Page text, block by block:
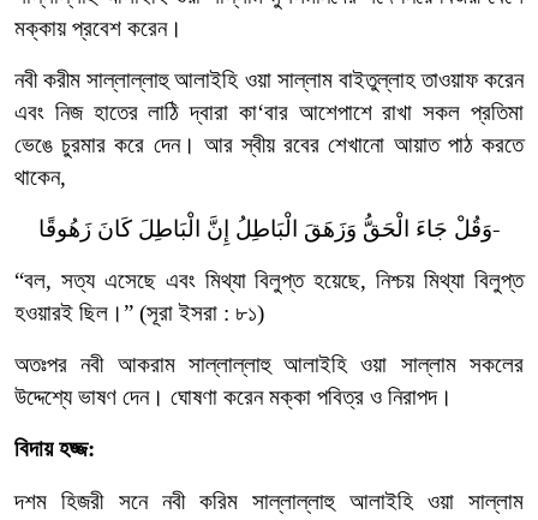
মক্কায় প্রবেশ করেন।
নবী করীম সাল্লাল্লাহু আলাইহি ওয়া সাল্লাম বাইতুল্লাহ তাওয়াফ করেন
এবং নিজ হাতের লাঠি দ্বারা কা‘বার আশেপাশে রাখা সকল প্রতিমা
ভেঙে চুরমার করে দেন। আর স্বীয় রবের শেখানো আয়াত পাঠ করতে
থাকেন,
وَقُلْ جَاءَ الْحَقُّ وَزَهَقَ الْبَاطِلُ إِنَّ الْبَاطِلَ كَانَ زَهُوقًا-
“বল, সত্য এসেছে এবং মিথ্যা বিলুপ্ত হয়েছে,নিশ্চয় মিথ্যা বিলুপ্ত
হওয়ারই ছিল।” (সূরা ইসরা : ৮১)
অতঃপর নবী আকরাম সাল্লাল্লাহু আলাইহি ওয়া সাল্লাম সকলের
উদ্দেশ্যে ভাষণ দেন। ঘোষণা করেন মক্কা পবিত্র ও নিরাপদ।
বিদায় হজ্জ:
দশম হিজরী সনে নবী করিম সাল্লাল্লাহু আলাইহি ওয়া সাল্লাম